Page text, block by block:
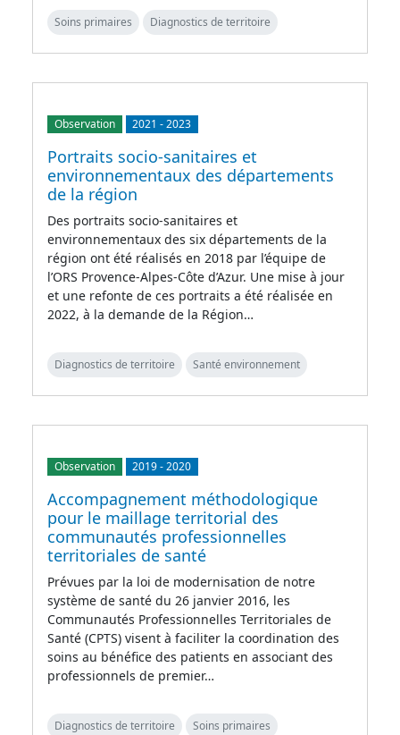
Soins primaires Diagnostics de territoire
Observation 2021 -2023
Portraits socio-sanitaires et
environnementaux des départements
de la région
Des portraits socio-sanitaires et
environnementaux des six départements de la
région ont été réalisés en 2018 par l’équipe de
l’ORS Provence-Alpes-Côte d’Azur. Une mise à jour
et une refonte de ces portraits a été réalisée en
2022, à la demande de la Région…
Diagnostics de territoire Santé environnement
Observation 2019-2020
Accompagnement méthodologique
pour le maillage territorial des
communautés professionnelles
territoriales de santé
Prévues par la loi de modernisation de notre
système de santé du 26 janvier 2016, les
Communautés Professionnelles Territoriales de
Santé (CPTS) visent à faciliter la coordination des
soins au bénéfice des patients en associant des
professionnels de premier…
Diagnostics de territoire Soins primaires